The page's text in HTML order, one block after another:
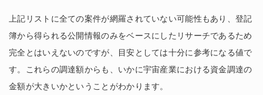
上記リストに全ての案件が網羅されていない可能性もあり、登記
簿から得られる公開情報のみをベースにしたリサーチであるため
完全とはいえないのですが、目安としては十分に参考になる値で
す。これらの調達額からも、いかに宇宙産業における資金調達の
金額が大きいかということがわかります。